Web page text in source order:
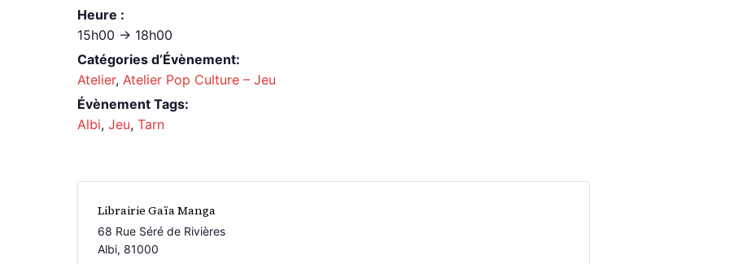
Heure :
15h00 -> 18h00
Catégories d’Évènement:
Atelier, Atelier Pop Culture – Jeu
Évènement Tags:
Albi,Jeu,Tarn
Librairie Gaïa Manga
68 Rue Séré de Rivières
Albi, 81000